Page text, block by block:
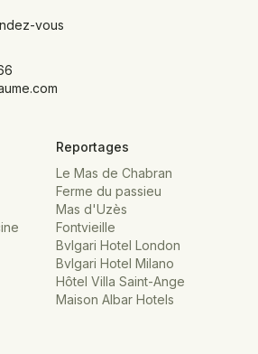
vous
Reportages
Le Mas de Chabran
Ferme du passieu
Mas d'Uzès
Fontvieille
Bvlgari Hotel London
Bvlgari Hotel Milano
Hôtel Villa Saint-Ange
Maison Albar Hotels